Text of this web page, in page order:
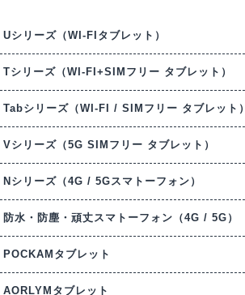
Uシリーズ（WI-FIタブレット）
Tシリーズ（WI-FI+SIMフリー タブレット）
Tabシリーズ（WI-FI / SIMフリー タブレット）
Vシリーズ（5G SIMフリー タブレット）
Nシリーズ（4G / 5Gスマトーフォン）
防水・防塵・頑丈スマトーフォン（4G / 5G）
POCKAMタブレット
AORLYMタブレット